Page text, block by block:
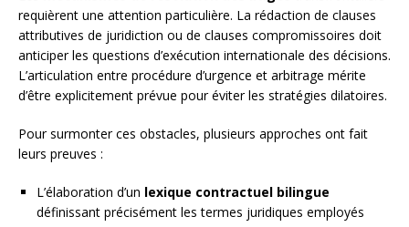
requièrent une attention particulière. La rédaction de clauses
attributives de juridiction ou de clauses compromissoires doit
anticiper les questions d’exécution internationale des décisions.
L’articulation entre procédure d’urgence et arbitrage mérite
d’être explicitement prévue pour éviter les stratégies dilatoires.
Pour surmonter ces obstacles, plusieurs approches ont fait
leurs preuves :
L’élaboration d’un lexique contractuel bilingue
définissant précisément les termes juridiques employés